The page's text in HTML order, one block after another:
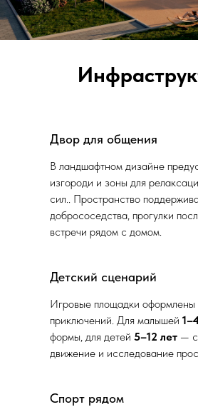
Двор для общения
В ландшафтном дизайне
изгороди и зоны для
сил.. Пространство
добрососедства, прогулки
встречи рядом с домом.
Детский сценарий
Игровые площадки
приключений. Для малышей
формы, для детей 5–12 лет —
движение и исследование
Спорт рядом